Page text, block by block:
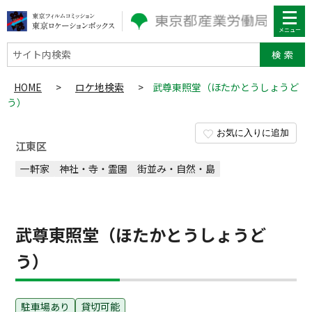
サイト内検索
HOME > ロケ地検索 >
武尊東照堂（ほたかとうしょうど
う）
お気に入りに追加
江東区
一軒家 神社・寺・霊園 街並み・自然・島
武尊東照堂（ほたかとうしょうど
う）
駐車場あり 貸切可能